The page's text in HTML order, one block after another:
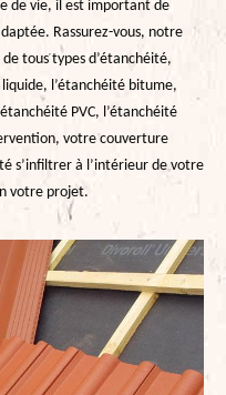
de vie, il est important de
Rassurez-vous, notre
tous types d’étanchéité,
l’étanchéité bitume,
PVC, l’étanchéité
votre couverture
s’infiltrer à l’intérieur de votre
votre projet.